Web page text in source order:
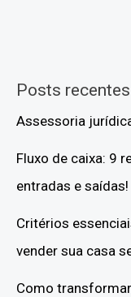
Posts recentes
Assessoria
Fluxo de caixa: 9
entradas e saídas!
Critérios
vender sua casa
Como